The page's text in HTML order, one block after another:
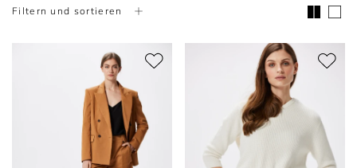
Filtern und sortieren